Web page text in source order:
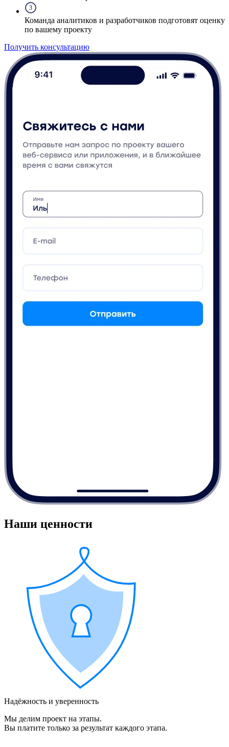
3
Команда аналитиков и разработчиков подготовят оценку
по вашему проекту
Получить консультацию
Наши ценности
Надёжность и уверенность
Мы делим проект на этапы.
Вы платите только за результат каждого этапа.